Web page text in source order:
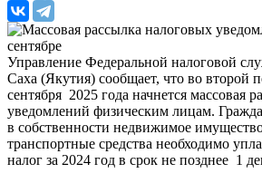
Управление Федеральной налоговой
Саха (Якутия) сообщает, что во второй
сентября 2025 года начнется массовая
уведомлений физическим лицам.
в собственности недвижимое
транспортные средства необходимо
налог за 2024 год в срок не позднее 1